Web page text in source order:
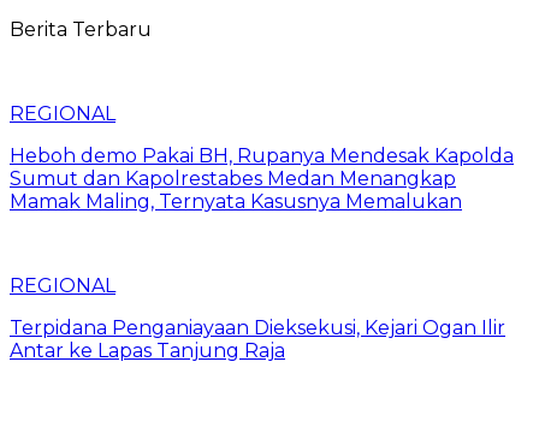
Berita Terbaru
REGIONAL
Heboh demo Pakai BH, Rupanya Mendesak Kapolda
Sumut dan Kapolrestabes Medan Menangkap
Mamak Maling, Ternyata Kasusnya Memalukan
REGIONAL
Terpidana Penganiayaan Dieksekusi, Kejari Ogan Ilir
Antar ke Lapas Tanjung Raja